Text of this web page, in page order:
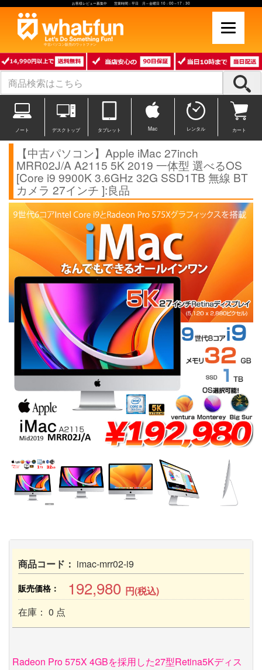
お客様レビュー募集中 営業時間：平日 月～金曜日 10：00～17：30
中古パソコン販売のワットファン
ノート デスクトップ タブレット Mac レンタル カート
【中古パソコン】Apple iMac 27inch
MRR02J/A A2115 5K 2019 一体型 選べるOS
[Core i9 9900K 3.6GHz 32G SSD1TB 無線 BT
カメラ 27インチ ]:良品
商品コード： imac-mrr02-i9
販売価格： 192,980 円(税込)
在庫： 0 点
Radeon Pro 575X 4GBを採用した27型Retina5Kディス